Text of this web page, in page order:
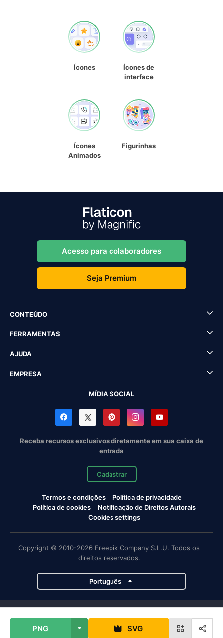
PNG SVG
Ícones
Ícones de
interface
Ícones
Animados
Figurinhas
Acesso para colaboradores
Seja Premium
CONTEÚDO
FERRAMENTAS
AJUDA
EMPRESA
MÍDIA SOCIAL
Receba recursos exclusivos diretamente em sua caixa de
entrada
Cadastrar
Termos e condições
Política de privacidade
Política de cookies
Notificação de Direitos Autorais
Cookies settings
Copyright © 2010-2026 Freepik Company S.L.U. Todos os
direitos reservados.
Português